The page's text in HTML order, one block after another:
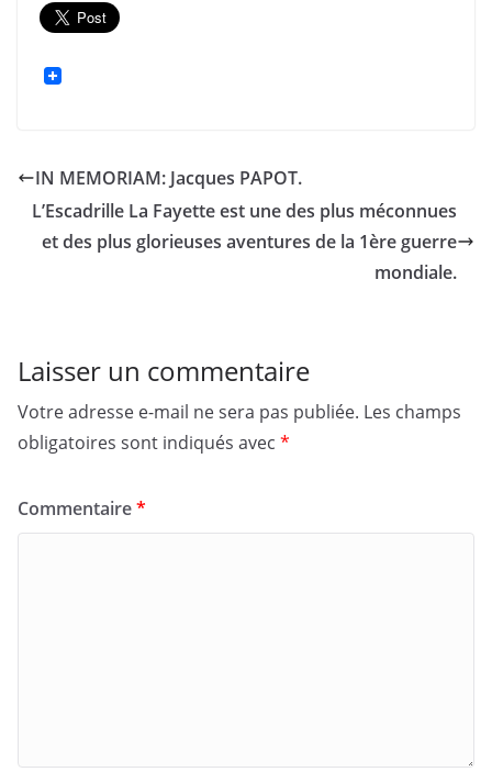
IN MEMORIAM: Jacques PAPOT.
L’Escadrille La Fayette est une des plus méconnues
et des plus glorieuses aventures de la 1ère guerre
mondiale.
Laisser un commentaire
Votre adresse e-mail ne sera pas publiée. Les champs
obligatoires sont indiqués avec *
Commentaire*